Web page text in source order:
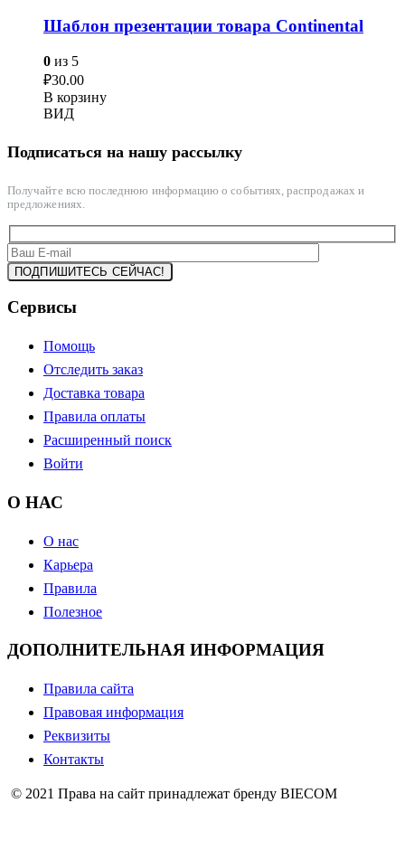
Шаблон презентации товара Continental
0 из 5
₽30.00
В корзину
ВИД
Подписаться на нашу рассылку
Получайте всю последнюю информацию о событиях, распродажах и
предложениях.
Сервисы
Помощь
Отследить заказ
Доставка товара
Правила оплаты
Расширенный поиск
Войти
О НАС
О нас
Карьера
Правила
Полезное
ДОПОЛНИТЕЛЬНАЯ ИНФОРМАЦИЯ
Правила сайта
Правовая информация
Реквизиты
Контакты
© 2021 Права на сайт принадлежат бренду BIECOM